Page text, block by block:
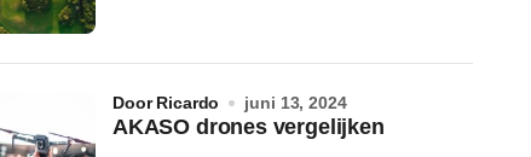
AKASO drones vergelijken
door Ricardo juni 13, 2024